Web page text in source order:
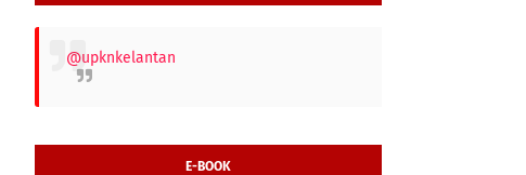
@upknkelantan
E-BOOK